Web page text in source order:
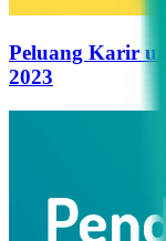
Peluang Karir
2023